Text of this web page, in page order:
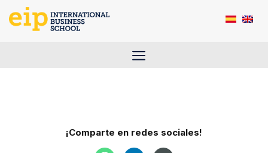
Saltar
Menú
¡Comparte en redes sociales!